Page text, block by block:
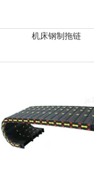
机床钢制拖链